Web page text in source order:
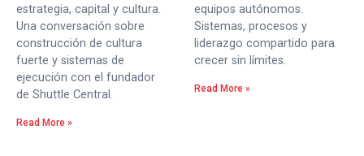
estrategia, capital y cultura.
Una conversación sobre
construcción de cultura
fuerte y sistemas de
ejecución con el fundador
de Shuttle Central.
Read More »
equipos autónomos.
Sistemas, procesos y
liderazgo compartido para
crecer sin límites.
Read More »